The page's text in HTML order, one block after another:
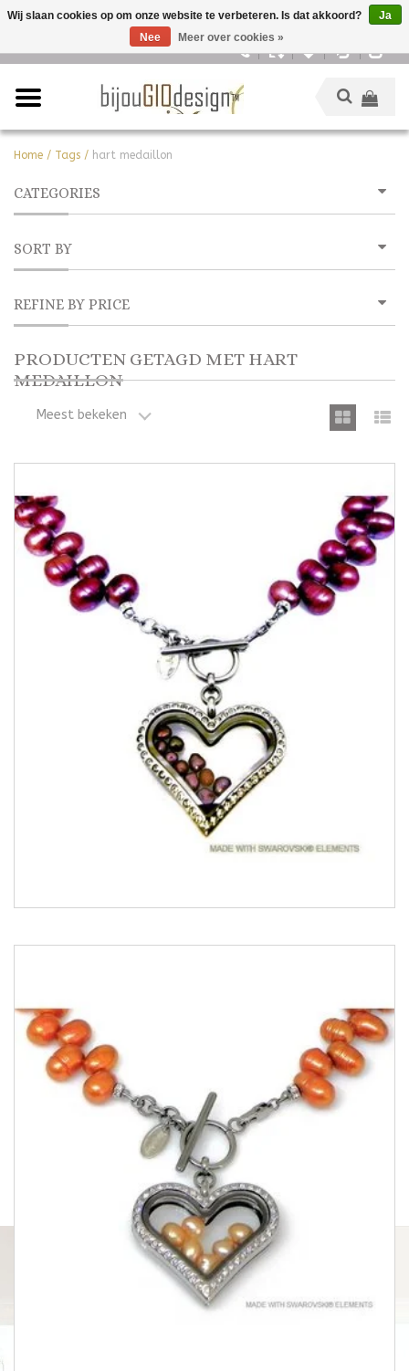
Home / Tags / hart medaillon
CATEGORIES
SORT BY
REFINE BY PRICE
PRODUCTEN GETAGD MET HART
MEDAILLON
Meest bekeken
Wij slaan cookies op om onze website te verbeteren. Is dat akkoord?
Ja
Nee
Meer over cookies »